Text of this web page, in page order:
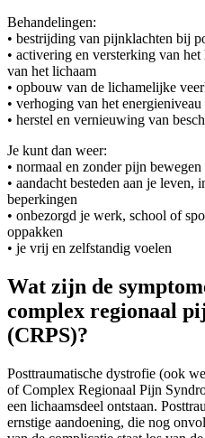
Behandelingen:
• bestrijding van pijnklachten bij
• activering en versterking van
van het lichaam
• opbouw van de lichamelijke
• verhoging van het energieniveau
• herstel en vernieuwing van
Je kunt dan weer:
• normaal en zonder pijn bewegen
• aandacht besteden aan je leven,
beperkingen
• onbezorgd je werk, school of
oppakken
• je vrij en zelfstandig voelen
Wat zijn de
complex regionaal
(CRPS)?
Posttraumatische dystrofie (ook
of Complex Regionaal Pijn
een lichaamsdeel ontstaan.
ernstige aandoening, die nog